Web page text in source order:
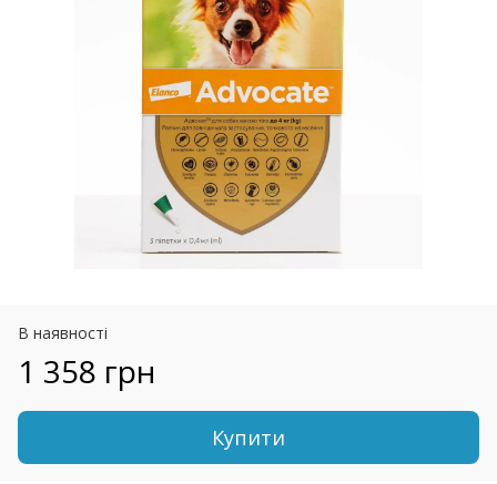
В наявності
1 358 грн
Купити